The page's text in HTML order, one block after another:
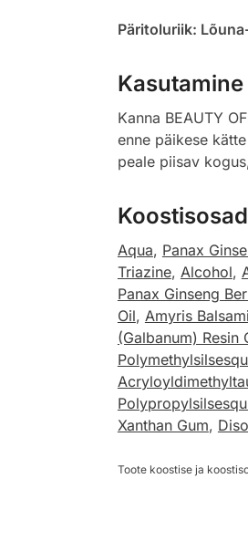
Päritoluriik:
Kasutamine
Kanna BEAUTY
enne päikese
peale piisav
Koostisosad
Aqua, Panax
Triazine, Alcohol,
Panax Ginseng
Oil, Amyris
(Galbanum) Resin
Xanthan Gum,
Toote koostise ja